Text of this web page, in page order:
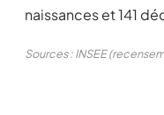
naissances et 141
Sources : INSEE